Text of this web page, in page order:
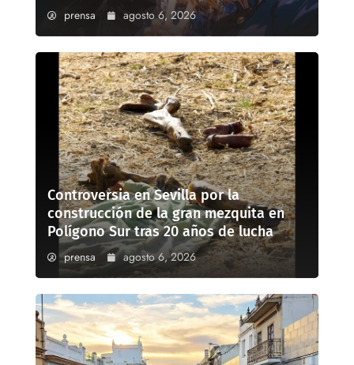
prensa agosto 6, 2026
Controversia en Sevilla por la
construcción de la gran mezquita en
Polígono Sur tras 20 años de lucha
prensa agosto 6, 2026